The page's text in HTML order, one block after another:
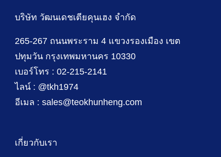
บริษัท วัฒนเดชเตียคุนเฮง จำกัด
265-267 ถนนพระราม 4 แขวงรองเมือง เขต
ปทุมวัน กรุงเทพมหานคร 10330
เบอร์โทร : 02-215-2141
ไลน์ : @tkh1974
อีเมล : sales@teokhunheng.com
เกี่ยวกับเรา